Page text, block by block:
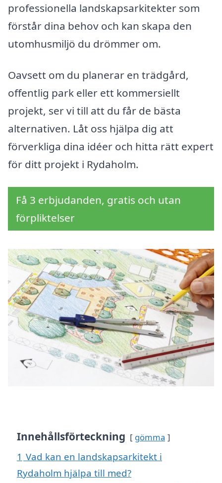
professionella landskapsarkitekter som
förstår dina behov och kan skapa den
utomhusmiljö du drömmer om.
Oavsett om du planerar en trädgård,
offentlig park eller ett kommersiellt
projekt, ser vi till att du får de bästa
alternativen. Låt oss hjälpa dig att
förverkliga dina idéer och hitta rätt expert
för ditt projekt i Rydaholm.
Få 3 erbjudanden, gratis och utan
förpliktelser
Innehållsförteckning gömma
1 Vad kan en landskapsarkitekt i
Rydaholm hjälpa till med?